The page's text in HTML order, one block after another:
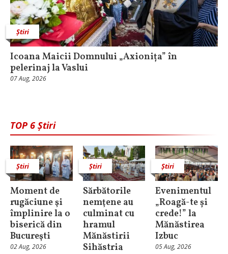
Știri
Icoana Maicii Domnului „Axionița” în
pelerinaj la Vaslui
07 Aug, 2026
TOP 6 Știri
Știri
Moment de
rugăciune şi
împlinire la o
biserică din
Bucureşti
02 Aug, 2026
Știri
Sărbătorile
nemţene au
culminat cu
hramul
Mănăstirii
Sihăstria
Știri
Evenimentul
„Roagă-te și
crede!” la
Mănăstirea
Izbuc
05 Aug, 2026